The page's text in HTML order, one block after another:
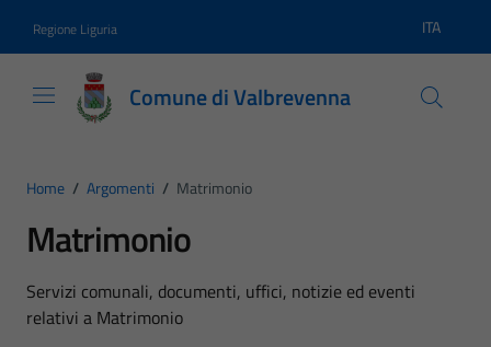
Regione Liguria Lingua
ITA
Comune di Valbrevenna
Home / Argomenti / Matrimonio
Matrimonio
Dettagli dell'argomento
Servizi comunali, documenti, uffici, notizie ed eventi
relativi a Matrimonio